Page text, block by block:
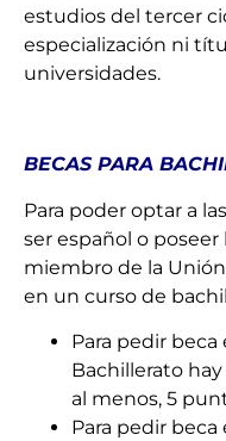
estudios del tercer
especialización ni
universidades.
BECAS PARA
Para poder optar a
ser español o
miembro de la
en un curso de
Para pedir
Bachillerato
al menos, 5
Para pedir